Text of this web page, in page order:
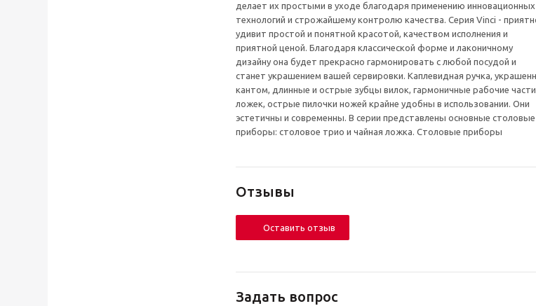
делает их простыми в уходе благодаря применению инновационных
технологий и строжайшему контролю качества. Серия Vinci -
удивит простой и понятной красотой, качеством исполнения и
приятной ценой. Благодаря классической форме и лаконичному
дизайну она будет прекрасно гармонировать с любой посудой и
станет украшением вашей сервировки. Каплевидная ручка,
кантом, длинные и острые зубцы вилок, гармоничные рабочие части
ложек, острые пилочки ножей крайне удобны в использовании. Они
эстетичны и современны. В серии представлены основные столовые
приборы: столовое трио и чайная ложка. Столовые приборы
Отзывы
Оставить отзыв
Задать вопрос